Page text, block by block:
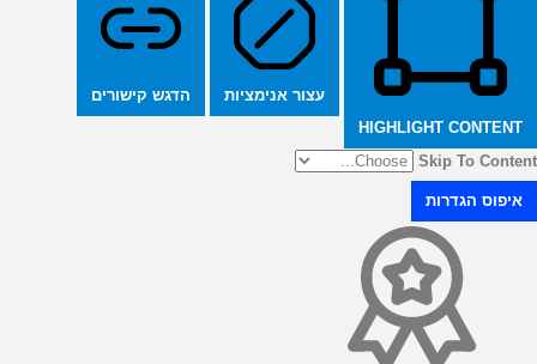
HIGHLIGHT CONTENT
עצור אנימציות הדגש קישורים
Skip To Content
איפוס הגדרות